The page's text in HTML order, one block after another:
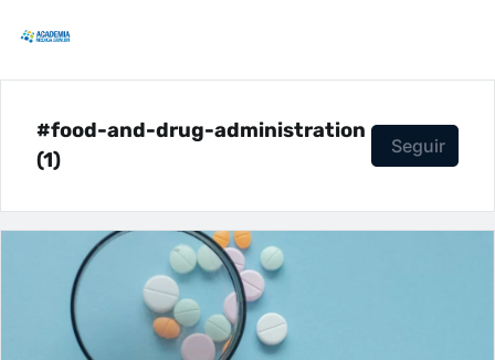
#food-and-drug-administration
(1)
Seguir